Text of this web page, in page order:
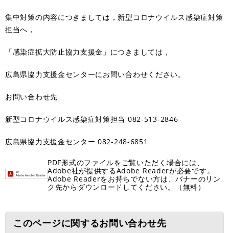
集中対策の内容につきましては，新型コロナウイルス感染症対策
担当へ，
「感染症拡大防止協力支援金」につきましては，
広島県協力支援金センターにお問い合わせください。
お問い合わせ先
新型コロナウイルス感染症対策担当 082-513-2846
広島県協力支援金センター 082-248-6851
PDF形式のファイルをご覧いただく場合には、
Adobe社が提供するAdobe Readerが必要です。
Adobe Readerをお持ちでない方は、バナーのリン
ク先からダウンロードしてください。（無料）
このページに関するお問い合わせ先